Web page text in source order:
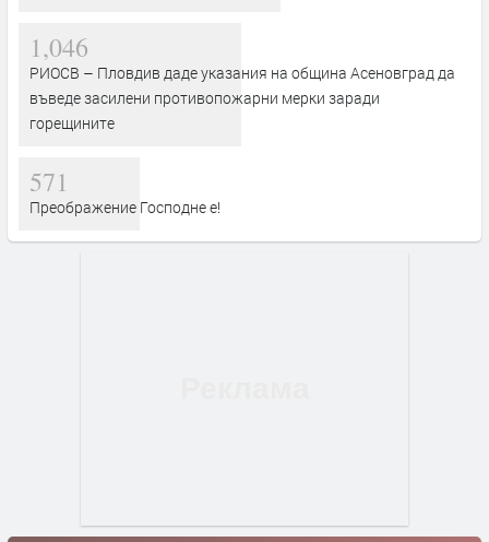
1,046
РИОСВ – Пловдив даде указания на община Асеновград да
въведе засилени противопожарни мерки заради
горещините
571
Преображение Господне е!